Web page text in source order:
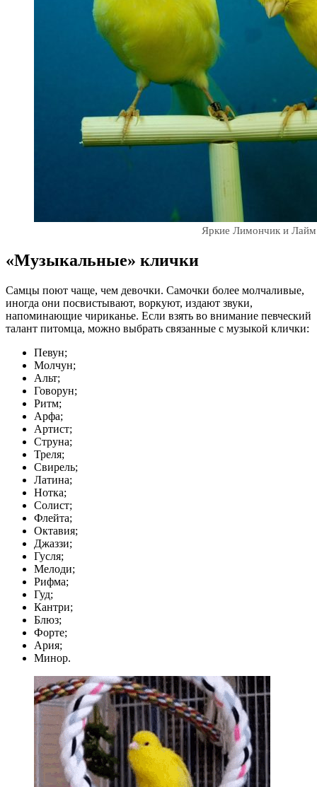
Яркие Лимончик и
«Музыкальные» клички
Самцы поют чаще, чем девочки. Самочки более молчаливые,
иногда они посвистывают, воркуют, издают звуки,
напоминающие чириканье. Если взять во внимание певческий
талант питомца, можно выбрать связанные с музыкой клички:
Певун;
Молчун;
Альт;
Говорун;
Ритм;
Арфа;
Артист;
Струна;
Треля;
Свирель;
Латина;
Нотка;
Солист;
Флейта;
Октавия;
Джаззи;
Гусля;
Мелоди;
Рифма;
Гуд;
Кантри;
Блюз;
Форте;
Ария;
Минор.